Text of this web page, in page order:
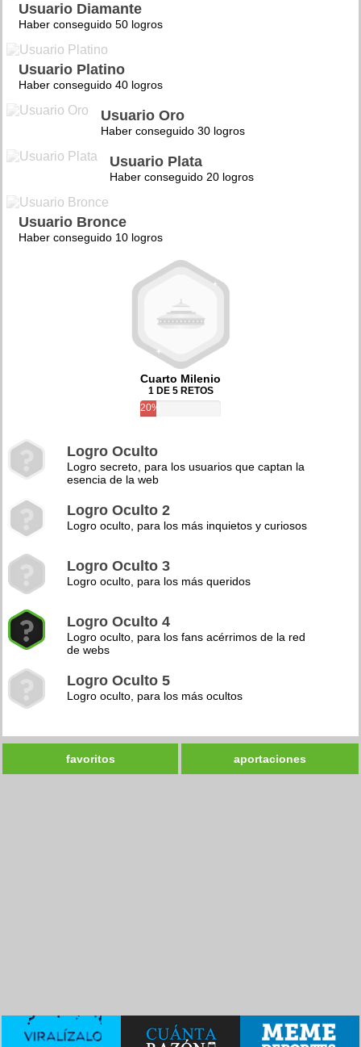
Usuario Diamante
Haber conseguido 50 logros
Usuario Platino
Haber conseguido 40 logros
Usuario Oro
Haber conseguido 30 logros
Usuario Plata
Haber conseguido 20 logros
Usuario Bronce
Haber conseguido 10 logros
Cuarto Milenio
1 DE 5 RETOS
20%
Logro Oculto
Logro secreto, para los usuarios que captan la
esencia de la web
Logro Oculto 2
Logro oculto, para los más inquietos y curiosos
Logro Oculto 3
Logro oculto, para los más queridos
Logro Oculto 4
Logro oculto, para los fans acérrimos de la red
de webs
Logro Oculto 5
Logro oculto, para los más ocultos
favoritos aportaciones